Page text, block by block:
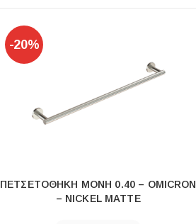
-20%
ΠΕΤΣΕΤΟΘΗΚΗ ΜΟΝΗ 0.40 – OMICRON
– NICKEL MATTE